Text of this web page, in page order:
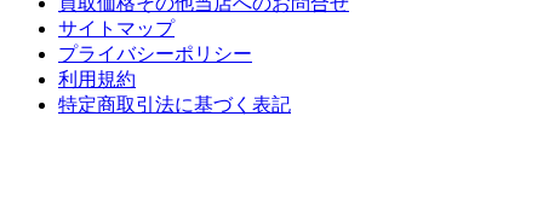
サイトマップ
プライバシーポリシー
利用規約
特定商取引法に基づく表記